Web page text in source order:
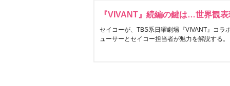
『VIVANT』続編の鍵は…世界観
セイコーが、TBS系日曜劇場『VIVANT』コラ
ューサーとセイコー担当者が魅力を解説する。